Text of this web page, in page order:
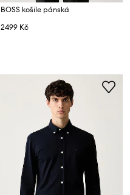
BOSS košile pánská
2499 Kč